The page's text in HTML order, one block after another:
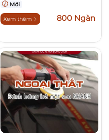
Mới
Xem thêm 800 Ngàn